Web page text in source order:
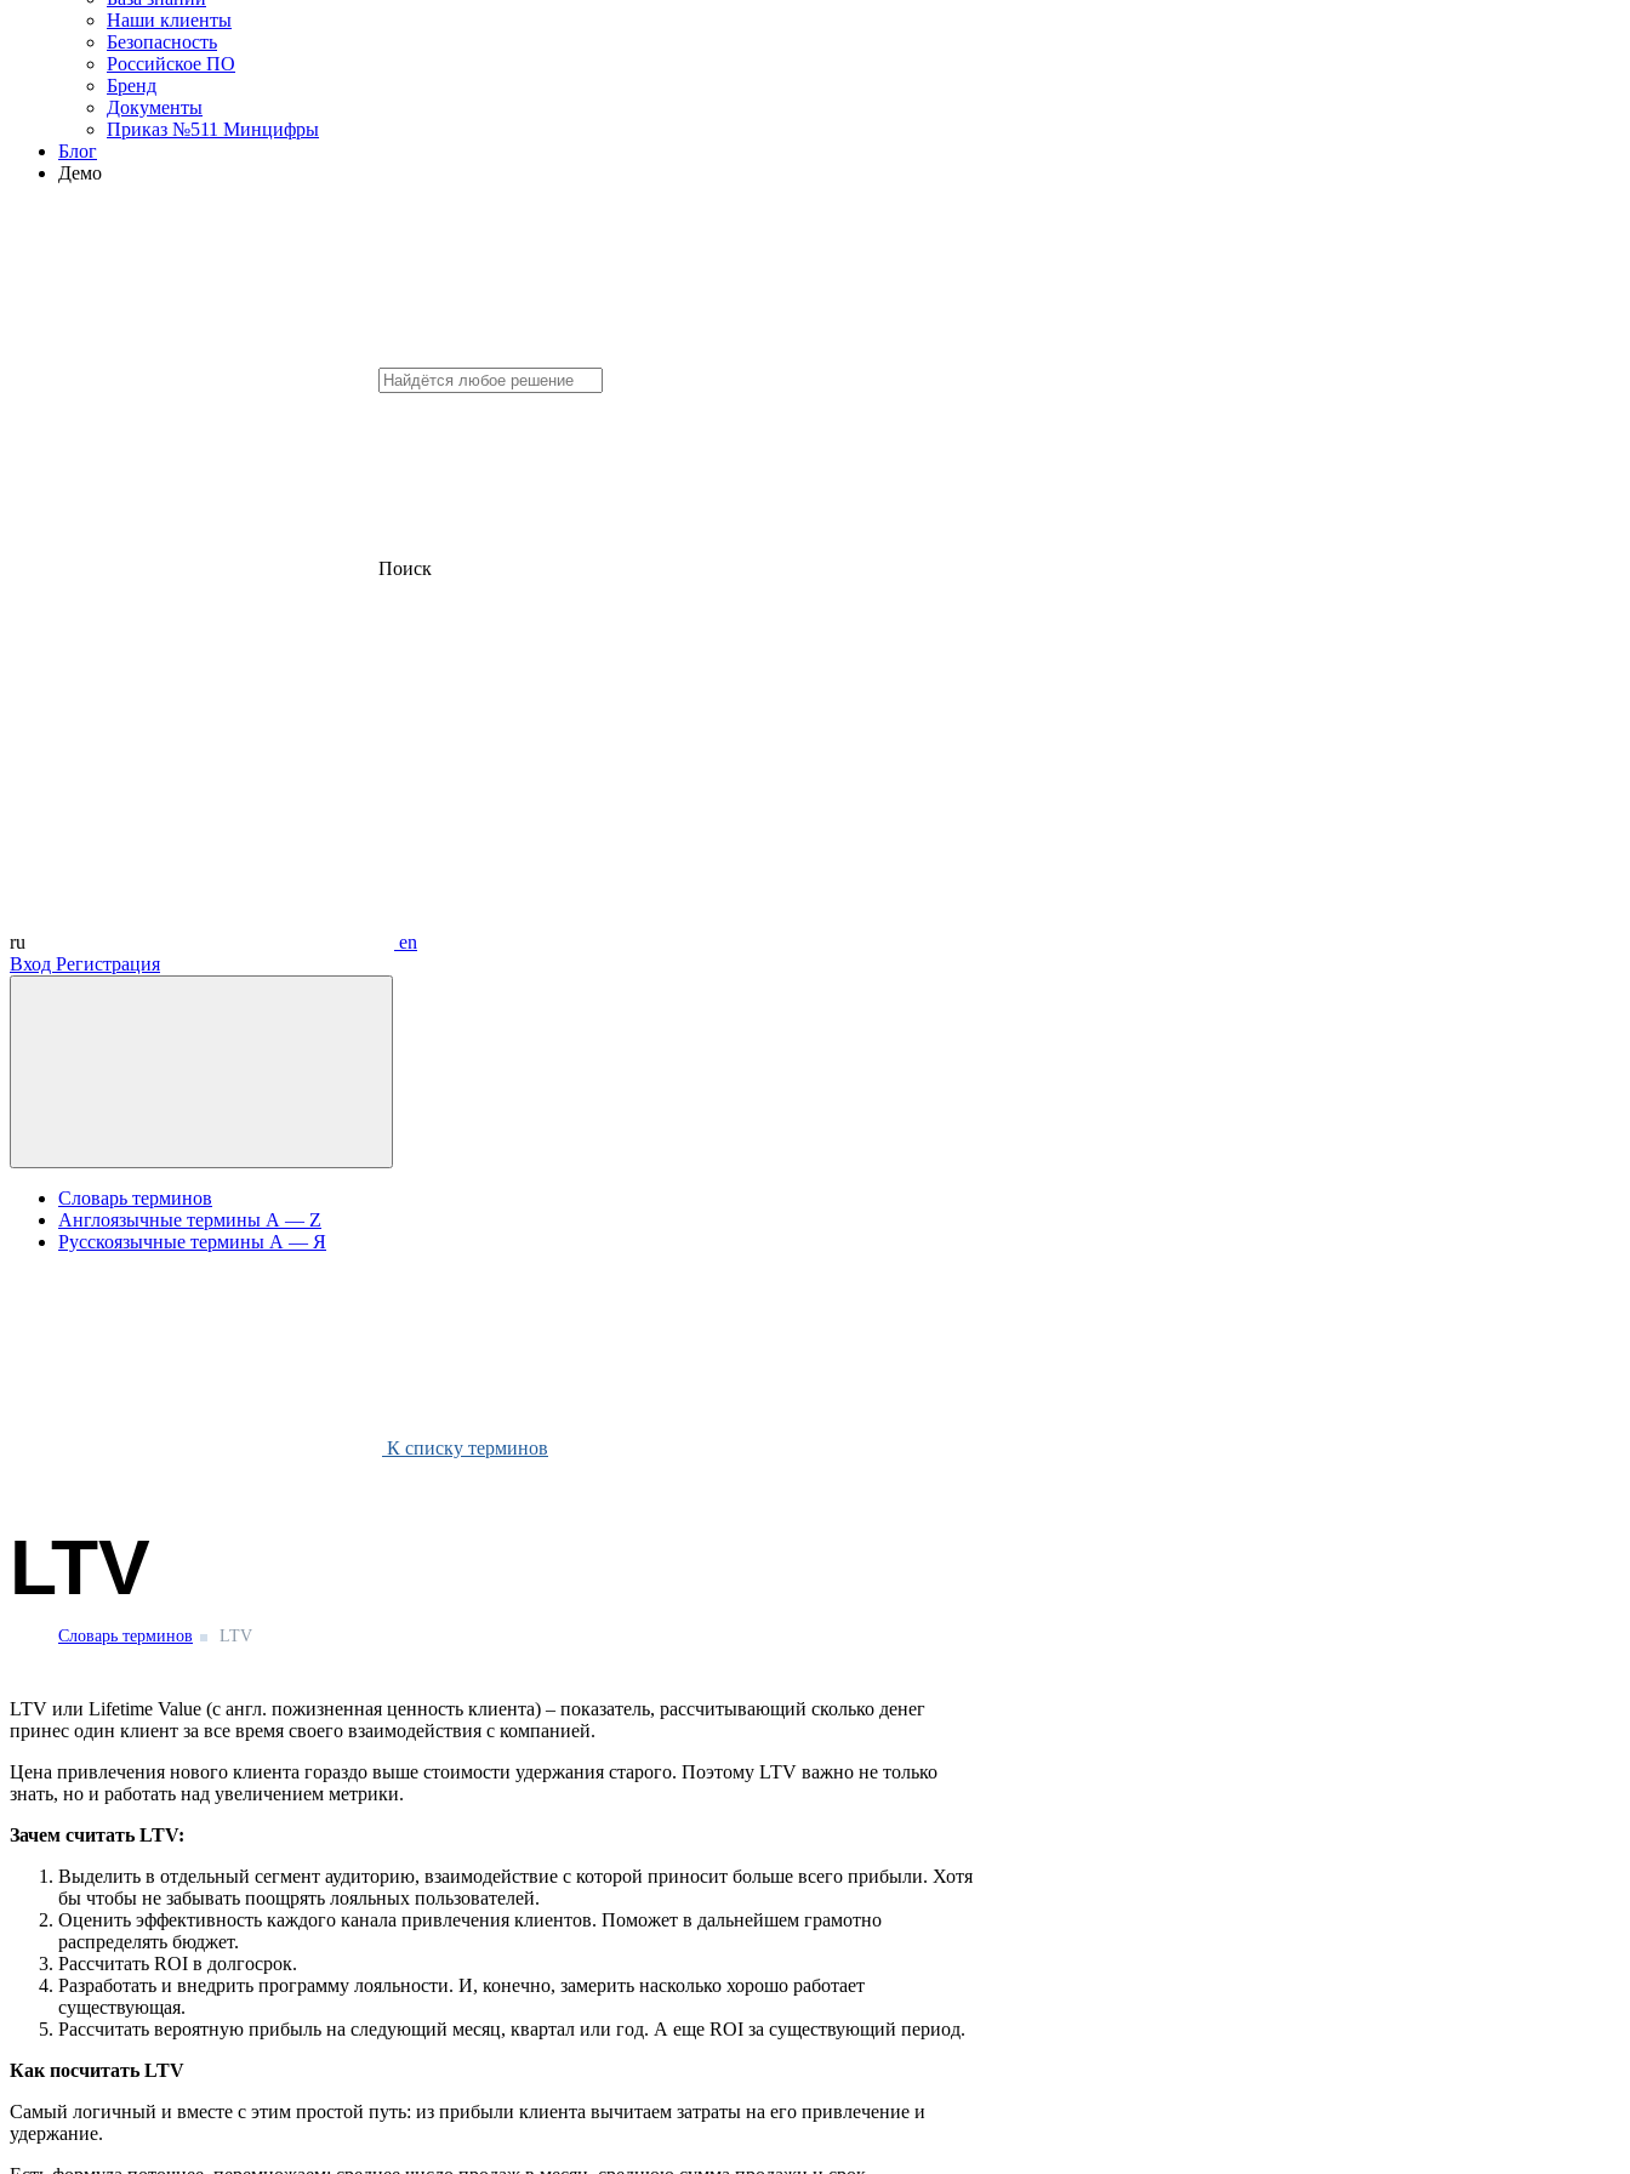
Наши клиенты
Безопасность
Российское ПО
Бренд
Документы
Приказ №511 Минцифры
Блог
Демо
Поиск
ru
en
Вход Регистрация
Словарь терминов
Англоязычные термины A — Z
Русскоязычные термины А — Я
К списку терминов
LTV
Словарь терминов LTV
LTV или Lifetime Value (с англ. пожизненная ценность клиента) – показатель, рассчитывающий сколько денег
принес один клиент за все время своего взаимодействия с компанией.
Цена привлечения нового клиента гораздо выше стоимости удержания старого. Поэтому LTV важно не только
знать, но и работать над увеличением метрики.
Зачем считать LTV:
Выделить в отдельный сегмент аудиторию, взаимодействие с которой приносит больше всего прибыли. Хотя
бы чтобы не забывать поощрять лояльных пользователей.
Оценить эффективность каждого канала привлечения клиентов. Поможет в дальнейшем грамотно
распределять бюджет.
Рассчитать ROI в долгосрок.
Разработать и внедрить программу лояльности. И, конечно, замерить насколько хорошо работает
существующая.
Рассчитать вероятную прибыль на следующий месяц, квартал или год. А еще ROI за существующий период.
Как посчитать LTV
Самый логичный и вместе с этим простой путь: из прибыли клиента вычитаем затраты на его привлечение и
удержание.